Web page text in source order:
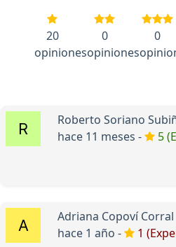
20
opiniones
0
opiniones
0
Roberto Soriano
hace 11 meses -
5
Adriana Copoví Corral
hace 1 año -
1